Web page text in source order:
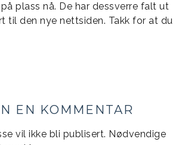
plass nå. De har dessverre falt ut
til den nye nettsiden. Takk for at du
EN KOMMENTAR
vil ikke bli publisert. Nødvendige